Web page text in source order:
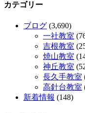
カテゴリー
ブログ (3,690)
一社教室
吉根教室
焼山教室
神丘教室
長久手教室
高針台教室
新着情報 (148)